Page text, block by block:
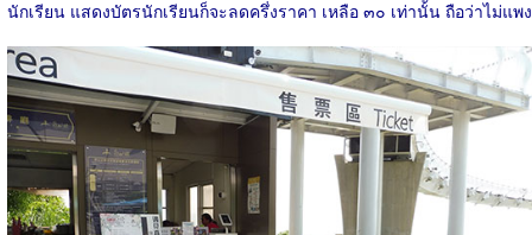
นักเรียน แสดงบัตรนักเรียนก็จะลดครึ่งราคา เหลือ ๓๐ เท่านั้น ถือว่าไม่แพง